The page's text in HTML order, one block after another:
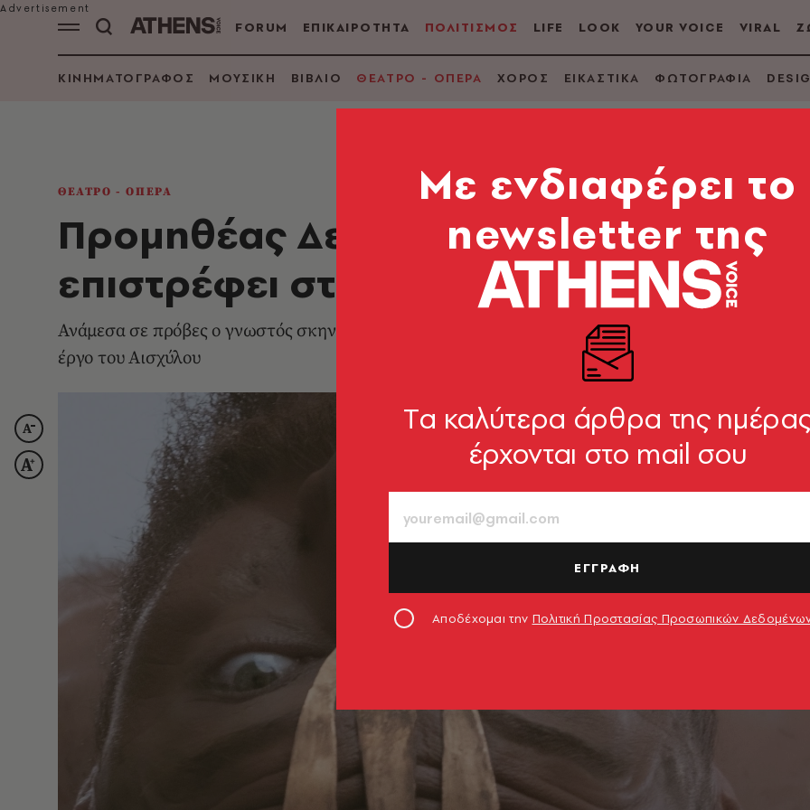
FORUM ΕΠΙΚΑΙΡΟΤΗΤΑ ΠΟΛΙΤΙΣΜΟΣ LIFE LOOK YOUR VOICE VIRAL
ΚΙΝΗΜΑΤΟΓΡΑΦΟΣ ΜΟΥΣΙΚΗ ΒΙΒΛΙΟ ΘΕΑΤΡΟ - ΟΠΕΡΑ ΧΟΡΟΣ ΕΙΚΑΣΤΙΚΑ ΦΩΤΟΓΡΑΦΙΑ
ΘΕΑΤΡΟ - ΟΠΕΡΑ
Προμηθέας Δεσμώτης: Ο Άρης
επιστρέφει στην Επίδαυρο
Ανάμεσα σε πρόβες ο γνωστός σκηνοθέτης και ερμηνευτής μας μίλησε για την προσέγγισή του
έργο του Αισχύλου
Mε ενδιαφέρει το
newsletter της
Tα καλύτερα άρθρα της
έρχονται στο mail σου
ΕΓΓΡΑΦΗ
Αποδέχομαι την Πολιτική Προστασίας Προσωπικών